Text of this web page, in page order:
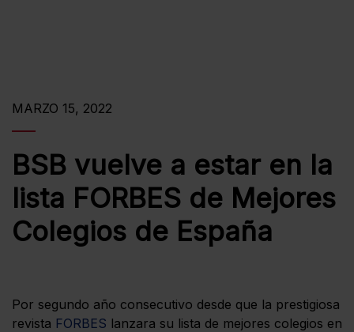
MARZO 15, 2022
BSB vuelve a estar en la
lista FORBES de Mejores
Colegios de España
Por segundo año consecutivo desde que la prestigiosa
revista FORBES lanzara su lista de mejores colegios en